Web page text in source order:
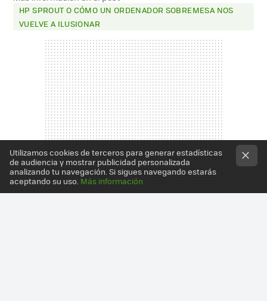
HP SPROUT O CÓMO UN ORDENADOR SOBREMESA NOS
VUELVE A ILUSIONAR
Utilizamos cookies de terceros para generar estadísticas
de audiencia y mostrar publicidad personalizada
analizando tu navegación. Si sigues navegando estarás
aceptando su uso. Más información